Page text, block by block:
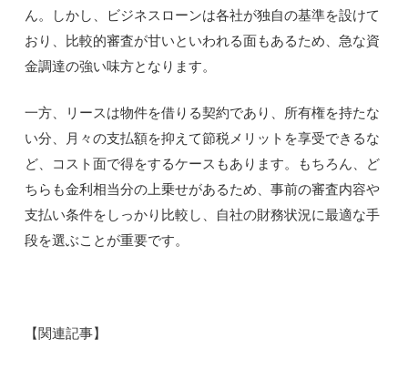
ん。しかし、ビジネスローンは各社が独自の基準を設けて
おり、比較的審査が甘いといわれる面もあるため、急な資
金調達の強い味方となります。
一方、リースは物件を借りる契約であり、所有権を持たな
い分、月々の支払額を抑えて節税メリットを享受できるな
ど、コスト面で得をするケースもあります。もちろん、ど
ちらも金利相当分の上乗せがあるため、事前の審査内容や
支払い条件をしっかり比較し、自社の財務状況に最適な手
段を選ぶことが重要です。
【関連記事】